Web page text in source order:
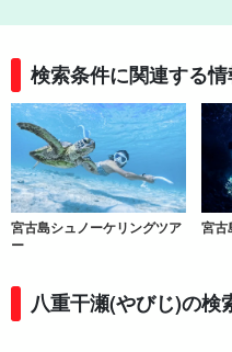
検索条件に関連する情
宮古島シュノーケリングツア
ー
宮古
八重干瀬(やびじ)の検